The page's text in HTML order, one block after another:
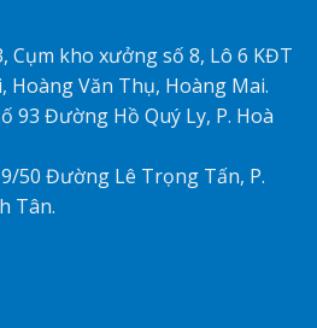
Cụm kho xưởng số 8, Lô 6 KĐT
Hoàng Văn Thụ, Hoàng Mai.
93 Đường Hồ Quý Ly, P. Hoà
50 Đường Lê Trọng Tấn, P.
Tân.